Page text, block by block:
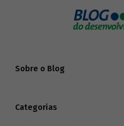
Sobre o Blog
Categorias